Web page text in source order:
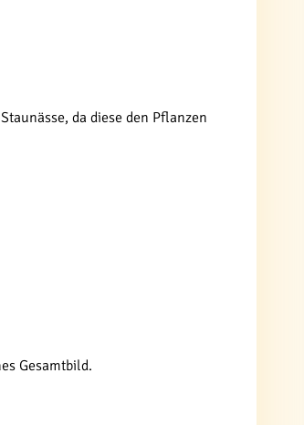
da diese den Pflanzen
Gesamtbild.